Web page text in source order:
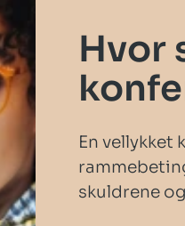
Hvor
En
skuldrene